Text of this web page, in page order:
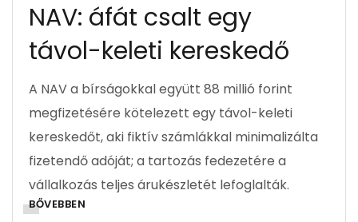
NAV: áfát csalt egy
távol-keleti kereskedő
A NAV a bírságokkal együtt 88 millió forint
megfizetésére kötelezett egy távol-keleti
kereskedőt, aki fiktív számlákkal minimalizálta
fizetendő adóját; a tartozás fedezetére a
vállalkozás teljes árukészletét lefoglalták.
BŐVEBBEN